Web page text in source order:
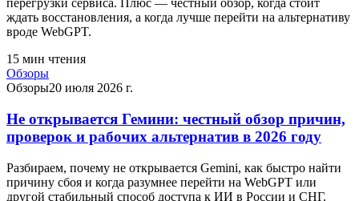
перегрузки сервиса. Плюс — честный обзор, когда стоит
ждать восстановления, а когда лучше перейти на альтернативу
вроде WebGPT.
15 мин чтения
Обзоры
Обзоры20 июля 2026 г.
Не открывается Гемини: честный обзор причин,
проверок и рабочих альтернатив в 2026 году
Разбираем, почему не открывается Gemini, как быстро найти
причину сбоя и когда разумнее перейти на WebGPT или
другой стабильный способ доступа к ИИ в России и СНГ.